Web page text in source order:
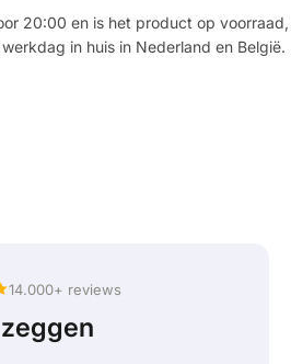
20:00 en is het product op voorraad,
in huis in Nederland en België.
14.000+ reviews